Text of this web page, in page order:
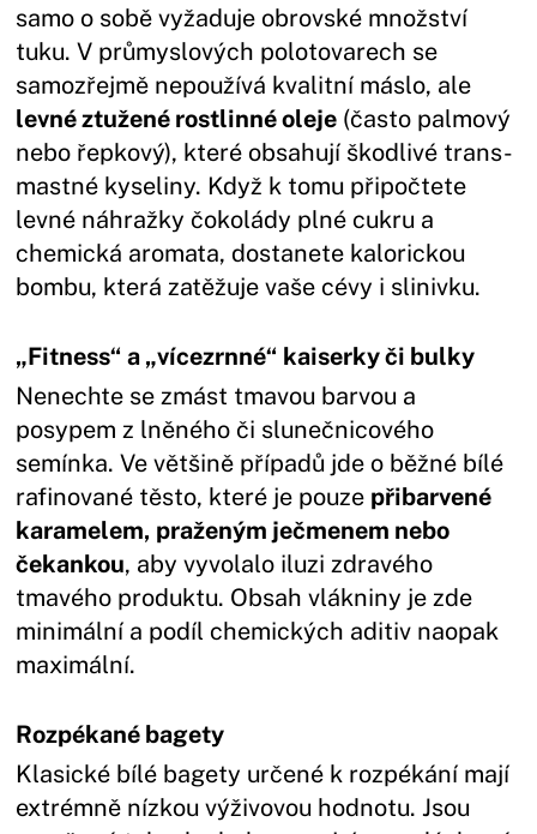
samo o sobě vyžaduje obrovské množství
tuku. V průmyslových polotovarech se
samozřejmě nepoužívá kvalitní máslo, ale
levné ztužené rostlinné oleje (často palmový
nebo řepkový), které obsahují škodlivé trans-
mastné kyseliny. Když k tomu připočtete
levné náhražky čokolády plné cukru a
chemická aromata, dostanete kalorickou
bombu, která zatěžuje vaše cévy i slinivku.
„Fitness“ a „vícezrnné“ kaiserky či bulky
Nenechte se zmást tmavou barvou a
posypem z lněného či slunečnicového
semínka. Ve většině případů jde o běžné bílé
rafinované těsto, které je pouze přibarvené
karamelem, praženým ječmenem nebo
čekankou, aby vyvolalo iluzi zdravého
tmavého produktu. Obsah vlákniny je zde
minimální a podíl chemických aditiv naopak
maximální.
Rozpékané bagety
Klasické bílé bagety určené k rozpékání mají
extrémně nízkou výživovou hodnotu. Jsou